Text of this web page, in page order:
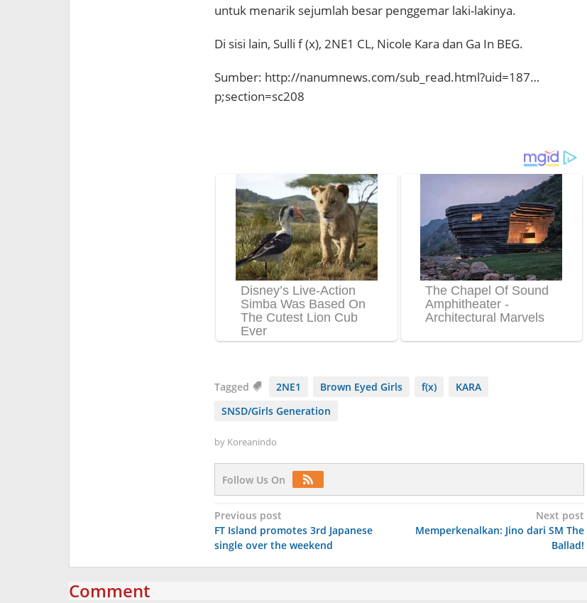
untuk menarik sejumlah besar penggemar laki-lakinya.
Di sisi lain, Sulli f (x), 2NE1 CL, Nicole Kara dan Ga In BEG.
Sumber: http://nanumnews.com/sub_read.html?uid=187…
p;section=sc208
Tagged 2NE1 Brown Eyed Girls f(x)
KARA
SNSD/Girls Generation
by Koreanindo
Follow Us On
Post
navigation
Previous post
FT Island promotes 3rd Japanese
single over the weekend
Next post
Memperkenalkan: Jino dari SM The
Ballad!
Comment